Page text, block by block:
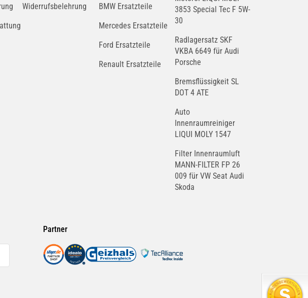
Widerrufsbelehrung
BMW Ersatzteile
Mercedes Ersatzteile
Ford Ersatzteile
Renault Ersatzteile
3853 Special Tec F 5W-
30
Radlagersatz SKF
VKBA 6649 für Audi
Porsche
Bremsflüssigkeit SL
DOT 4 ATE
Auto
Innenraumreiniger
LIQUI MOLY 1547
Filter Innenraumluft
MANN-FILTER FP 26
009 für VW Seat Audi
Skoda
Partner